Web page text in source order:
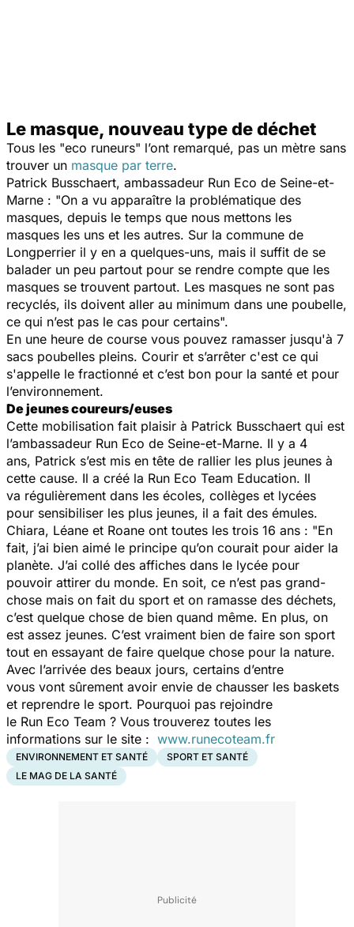
Le masque, nouveau type de déchet
Tous les "eco runeurs" l’ont remarqué, pas un mètre sans
trouver un masque par terre.
Patrick Busschaert, ambassadeur Run Eco de Seine-et-
Marne : "On a vu apparaître la problématique des
masques, depuis le temps que nous mettons les
masques les uns et les autres. Sur la commune de
Longperrier il y en a quelques-uns, mais il suffit de se
balader un peu partout pour se rendre compte que les
masques se trouvent partout. Les masques ne sont pas
recyclés, ils doivent aller au minimum dans une poubelle,
ce qui n’est pas le cas pour certains".
En une heure de course vous pouvez ramasser jusqu'à 7
sacs poubelles pleins. Courir et s’arrêter c'est ce qui
s'appelle le fractionné et c’est bon pour la santé et pour
l’environnement.
De jeunes coureurs/euses
Cette mobilisation fait plaisir à Patrick Busschaert qui est
l’ambassadeur Run Eco de Seine-et-Marne. Il y a 4
ans, Patrick s’est mis en tête de rallier les plus jeunes à
cette cause. Il a créé la Run Eco Team Education. Il
va régulièrement dans les écoles, collèges et lycées
pour sensibiliser les plus jeunes, il a fait des émules.
Chiara, Léane et Roane ont toutes les trois 16 ans : "En
fait, j’ai bien aimé le principe qu’on courait pour aider la
planète. J’ai collé des affiches dans le lycée pour
pouvoir attirer du monde. En soit, ce n’est pas grand-
chose mais on fait du sport et on ramasse des déchets,
c’est quelque chose de bien quand même. En plus, on
est assez jeunes. C’est vraiment bien de faire son sport
tout en essayant de faire quelque chose pour la nature.
Avec l’arrivée des beaux jours, certains d’entre
vous vont sûrement avoir envie de chausser les baskets
et reprendre le sport. Pourquoi pas rejoindre
le Run Eco Team ? Vous trouverez toutes les
informations sur le site : www.runecoteam.fr
ENVIRONNEMENT ET SANTÉ
SPORT ET SANTÉ
LE MAG DE LA SANTÉ